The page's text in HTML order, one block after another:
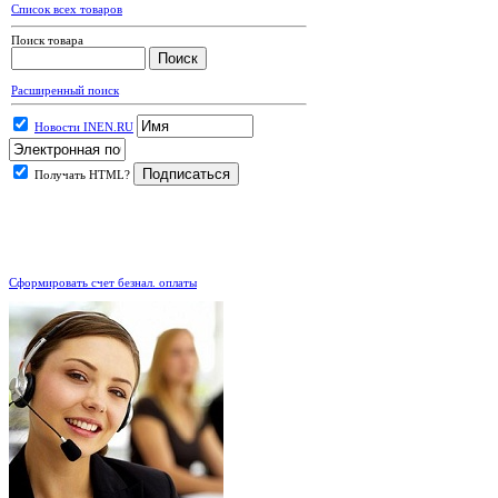
Список всех товаров
Поиск товара
Расширенный поиск
Новости INEN.RU
Получать HTML?
Сформировать счет безнал. оплаты